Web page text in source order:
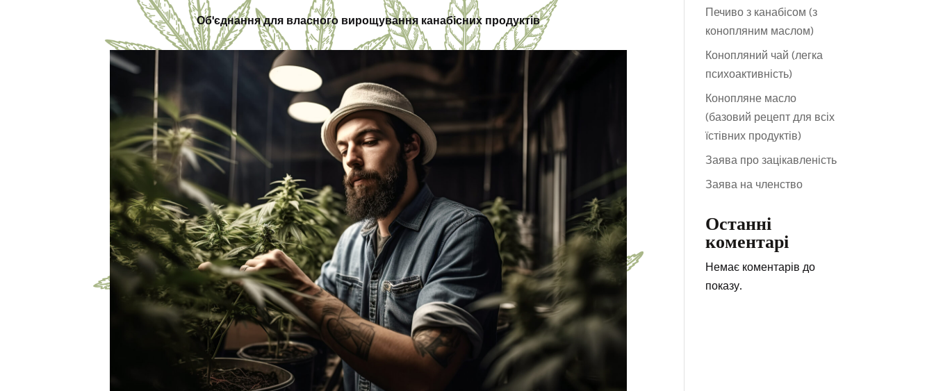
Об'єднання для власного вирощування канабісних продуктів
Печиво з канабісом (з
конопляним маслом)
Конопляний чай (легка
психоактивність)
Конопляне масло
(базовий рецепт для всіх
їстівних продуктів)
Заява про зацікавленість
Заява на членство
Останні
коментарі
Немає коментарів до
показу.